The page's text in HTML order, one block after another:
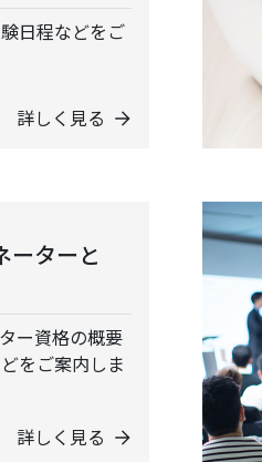
日程などをご
詳しく見る
ーターと
ー資格の概要
をご案内しま
詳しく見る